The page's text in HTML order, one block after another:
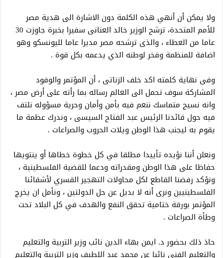
ولا يمكن أن أنهي هذه الكلمة دون الاشارة الى هدية مصر
للأمم المتحدة، ترشح الوزير خالد العنانى سفيرا بخبرة جاوزت 30
عاما من العطاء ، والذى ترشحه مصر مديرا عاما لليونسكو وهو
اضافة للمنظمة وفخر لوطنه الذي يدعمه بكل قوة .
وفى نهاية كلمته اكد خلف الزناتى ، أن المؤتمر والوفود
المشاركة سوف تحمل الى العالم رساله بما رأته على أرض مصر ،
وانه نسيج متماسك ننعم فيه بأمن وأمان وحرية مسؤوله نلتف
فيه حول قائدنا الرئيس عبد الفتاح السيسى ، وندرك عظمة ما
يقوم به ليجنب هذا الوطن ويلات الحروب والصراعات .
ونعلن أننا نؤيده تأييدا مطلقا في كل خطوة خطاها أو ينتويها
حفاظا على هذا الوطن ومقدراته ودعما للقضية الفلسطينية ،
ونؤكد رفضنا القاطع لكل محاولات التهجير القسري لأشقائنا
الفلسطينيين ونرى أنه لا بديل عن حل الدولتين ، ونأمل ان يخرج
المؤتمر بورقة ختامية تحقق النفع والهدف في كل البلاد تحت
وطأة الصراعات .
حاذ ذلك بحضور د. ايمن بهاء الدين نائب وزير التربية والتعليم
والتعليم الفني نائبا عن محمد عبد اللطيف وزير التربية والتعليم